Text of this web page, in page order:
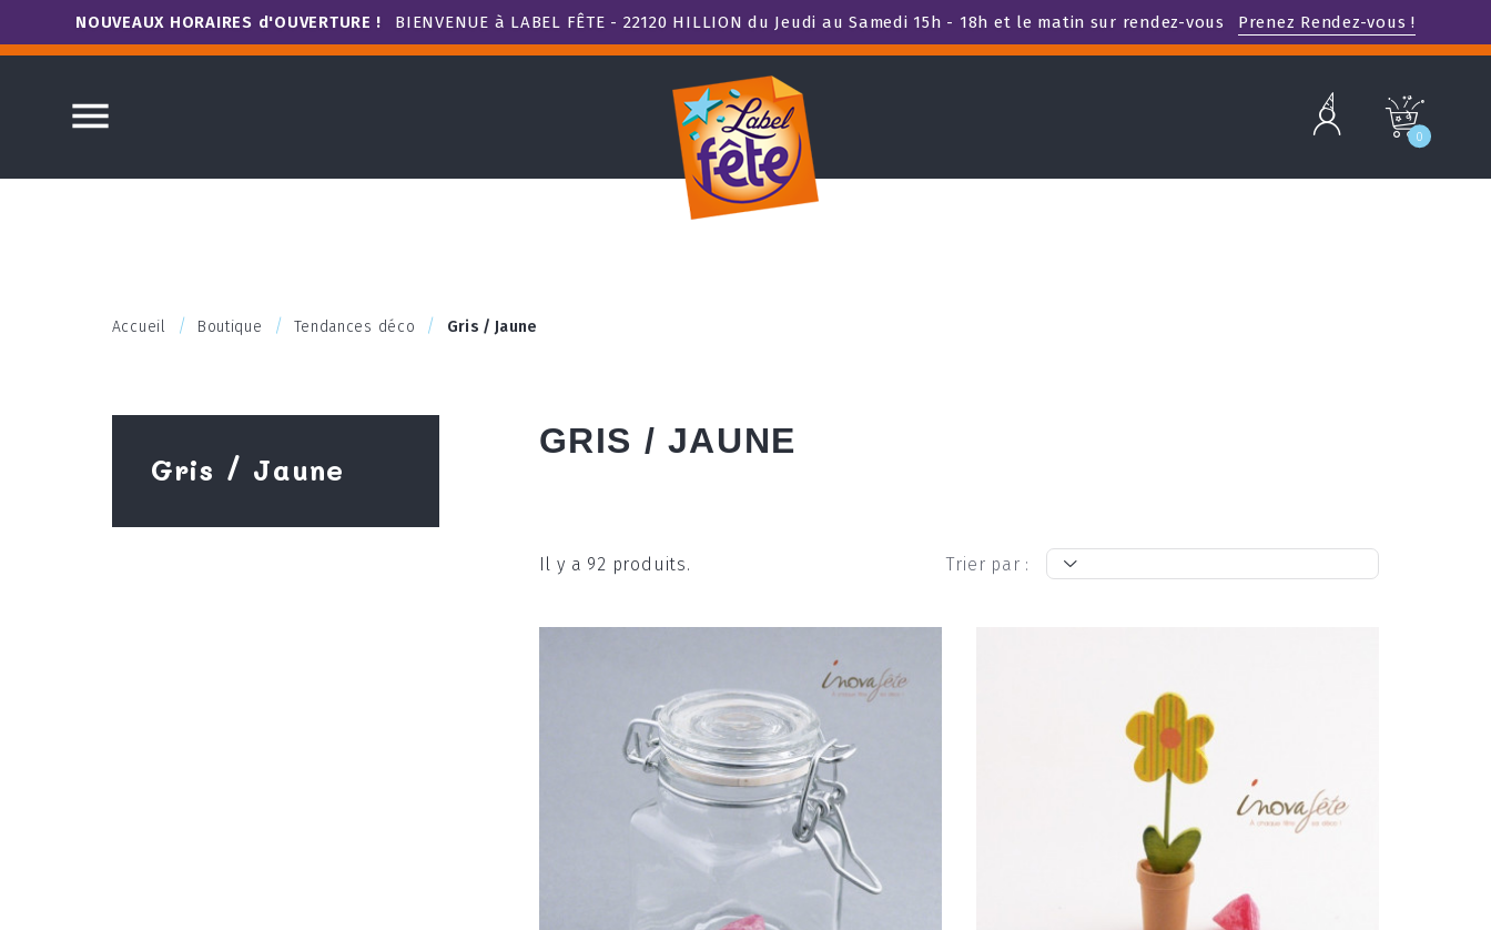
NOUVEAUX HORAIRES d'OUVERTURE ! BIENVENUE à LABEL FÊTE - 22120 HILLION du Jeudi au Samedi 15h - 18h et le matin sur rendez-vous Prenez Rendez-vous !
 b c
0
Accueil Boutique Tendances déco Gris / Jaune
Gris / Jaune
GRIS / JAUNE
Il y a 92 produits. Trier par : t